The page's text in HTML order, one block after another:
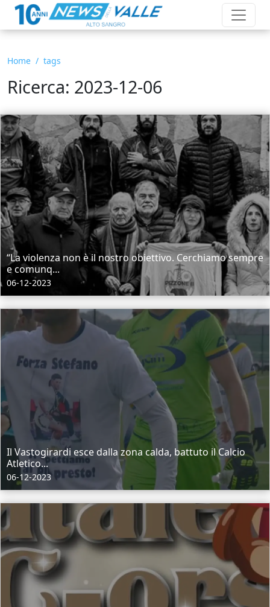
Home tags
Ricerca: 2023-12-06
“La violenza non è il nostro obiettivo. Cerchiamo sempre
e comunq...
06-12-2023
Il Vastogirardi esce dalla zona calda, battuto il Calcio
Atletico...
06-12-2023